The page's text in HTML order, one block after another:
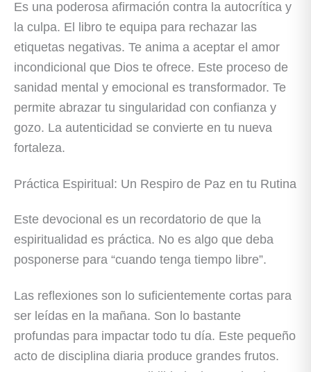
Es una poderosa afirmación contra la autocrítica y
la culpa. El libro te equipa para rechazar las
etiquetas negativas. Te anima a aceptar el amor
incondicional que Dios te ofrece. Este proceso de
sanidad mental y emocional es transformador. Te
permite abrazar tu singularidad con confianza y
gozo. La autenticidad se convierte en tu nueva
fortaleza.
Práctica Espiritual: Un Respiro de Paz en tu Rutina
Este devocional es un recordatorio de que la
espiritualidad es práctica. No es algo que deba
posponerse para “cuando tenga tiempo libre”.
Las reflexiones son lo suficientemente cortas para
ser leídas en la mañana. Son lo bastante
profundas para impactar todo tu día. Este pequeño
acto de disciplina diaria produce grandes frutos.